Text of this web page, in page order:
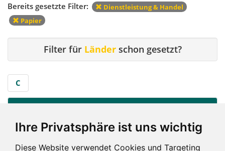
Ihre Privatsphäre ist uns wichtig
Diese Website verwendet Cookies und Targeting
Bereits gesetzte Filter:
Dienstleistung & Handel
Papier
Filter für Länderschon gesetzt?
C
City (Koldenbüttel)